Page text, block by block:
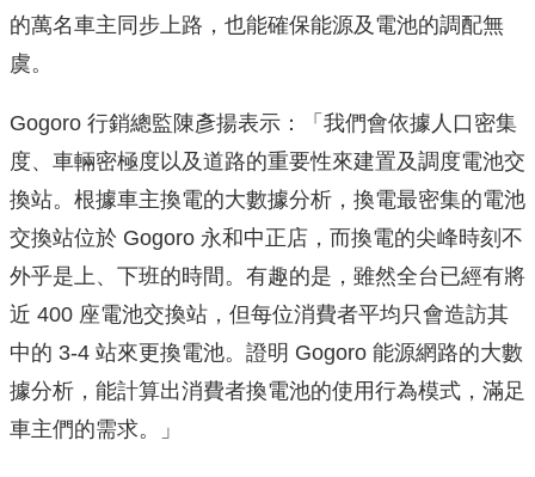
的萬名車主同步上路，也能確保能源及電池的調配無
虞。
Gogoro 行銷總監陳彥揚表示：「我們會依據人口密集
度、車輛密極度以及道路的重要性來建置及調度電池交
換站。根據車主換電的大數據分析，換電最密集的電池
交換站位於 Gogoro 永和中正店，而換電的尖峰時刻不
外乎是上、下班的時間。有趣的是，雖然全台已經有將
近 400 座電池交換站，但每位消費者平均只會造訪其
中的 3-4 站來更換電池。證明 Gogoro 能源網路的大數
據分析，能計算出消費者換電池的使用行為模式，滿足
車主們的需求。」